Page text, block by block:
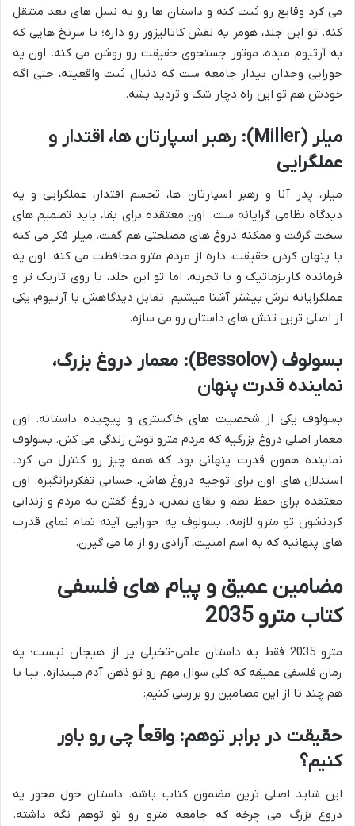
می کرد وقایع رو ثبت کنه و داستان ها رو به نسل های بعد منتقل
کنه. تو این جلد، هومر یه نقش کاتالیزور رو داره؛ با سرنخ هایی که
به آرتیوم میده، موتور جستجوی حقیقت رو روشن می کنه. اون یه
جورایی وجدان بیدار جامعه ست که دنبال ثبت واقعیته، حتی اگه
خودش هم تو این راه دچار شک و تردید بشه.
میلر (Miller): رهبر اسپارتان ها، اقتدار و
عملگرایی
میلر، پدر آنا و رهبر اسپارتان ها، تجسم اقتدار، عملگرایی و یه
دیدگاه نظامی گرایانه ست. اون معتقده برای بقا، باید تصمیم های
سخت گرفت و ممکنه دروغ های مصلحتی هم گفت. میلر فکر می کنه
با پنهان کردن حقیقت، داره از مردم مترو محافظت می کنه. اون یه
فرمانده کاریزماتیک و با تجربه، اما تو این جلد، با روی تاریک تر و
عملگرایانه ترش بیشتر آشنا میشیم. تقابل دیدگاهش با آرتیوم، یکی
از اصلی ترین تنش های داستان رو می سازه.
بسولوف (Bessolov): معمار دروغ بزرگ،
نماینده قدرت پنهان
بسولوف یکی از شخصیت های خاکستری و پیچیده داستانه. اون
معمار اصلی دروغ بزرگیه که مردم مترو توش زندگی می کنن. بسولوف
نماینده همون قدرت پنهانی بود که همه چیز رو کنترل می کرد.
استدلال های اون برای توجیه دروغ هاش، حسابی تفکربرانگیزه. اون
معتقده برای حفظ نظم و بقای تمدن، دروغ گفتن به مردم و زندانی
کردنشون تو مترو لازمه. بسولوف یه جورایی آینه تمام نمای قدرت
های پنهانیه که به اسم امنیت، آزادی رو از ما می گیرن.
مضامین عمیق و پیام های فلسفی
کتاب مترو 2035
مترو 2035 فقط یه داستان علمی-تخیلی پر از هیجان نیست؛ یه
رمان فلسفی عمیقه که کلی سوال مهم رو تو ذهن آدم میندازه. بیا با
هم چند تا از این مضامین رو بررسی کنیم:
حقیقت در برابر توهم: واقعاً چی رو باور
کنیم؟
این شاید اصلی ترین مضمون کتاب باشه. داستان حول محور یه
دروغ بزرگ می چرخه که جامعه مترو رو تو توهم نگه داشته.